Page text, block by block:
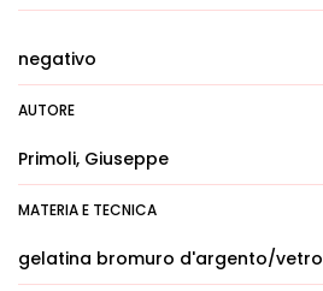
negativo
AUTORE
Primoli, Giuseppe
MATERIA E TECNICA
gelatina bromuro d'argento/vetro